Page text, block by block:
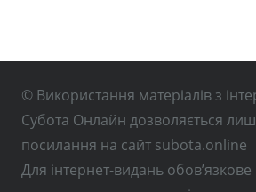
© Використання матеріалів з
Субота Онлайн дозволяється
посилання на сайт subota.online
Для інтернет-видань